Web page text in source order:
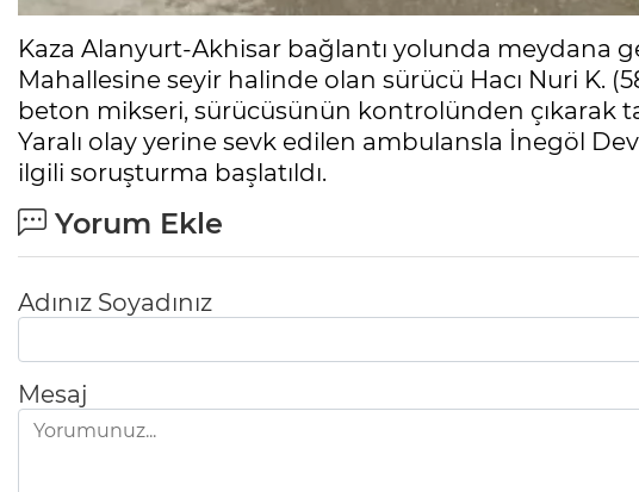
Kaza Alanyurt-Akhisar bağlantı yolunda meydana
Mahallesine seyir halinde olan sürücü Hacı Nuri K.
beton mikseri, sürücüsünün kontrolünden çıkarak
Yaralı olay yerine sevk edilen ambulansla İnegöl
ilgili soruşturma başlatıldı.
Yorum Ekle
Adınız Soyadınız
Mesaj